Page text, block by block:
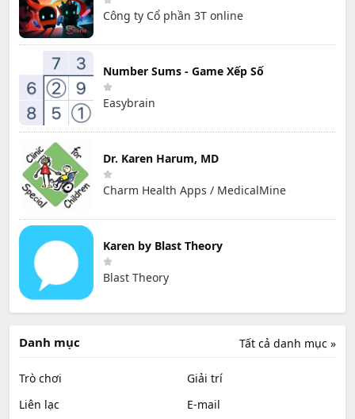
Công ty Cổ phần 3T online
Number Sums - Game Xếp Số
Easybrain
Dr. Karen Harum, MD
Charm Health Apps / MedicalMine
Karen by Blast Theory
Blast Theory
Tất cả danh mục »
Danh mục
Trò chơi
Giải trí
Liên lạc
E-mail